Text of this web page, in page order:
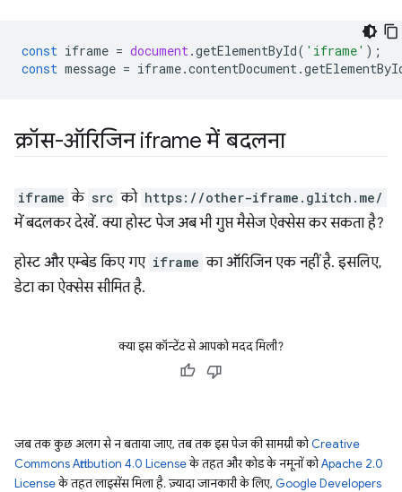
const iframe = document.getElementById( 'iframe' );
const message = iframe.contentDocument.
क्रॉस-ऑरिजिन iframe में बदलना
iframe के src को https://other-iframe.glitch.me/
में बदलकर देखें. क्या होस्ट पेज अब भी गुप्त मैसेज ऐक्सेस कर सकता है?
होस्ट और एम्बेड किए गए iframe का ऑरिजिन एक नहीं है. इसलिए,
डेटा का ऐक्सेस सीमित है.
क्या इस कॉन्टेंट से आपको मदद मिली?
जब तक कुछ अलग से न बताया जाए, तब तक इस पेज की सामग्री कोCreative
Commons Attribution 4.0 Licenseके तहत और कोड के नमूनों कोApache 2.0
Licenseके तहत लाइसेंस मिला है. ज़्यादा जानकारी के लिए, Google Developers